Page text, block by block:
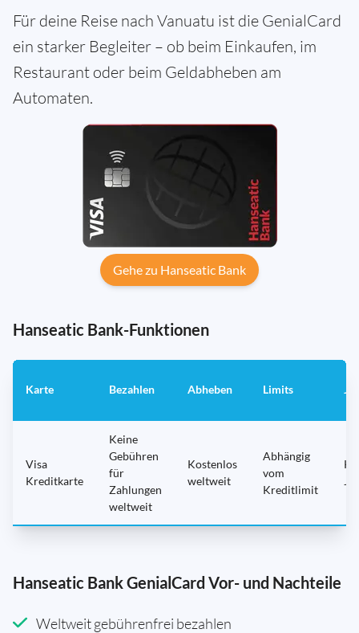
Für deine Reise nach Vanuatu ist die GenialCard
ein starker Begleiter – ob beim Einkaufen, im
Restaurant oder beim Geldabheben am
Automaten.
Gehe zu Hanseatic Bank
Hanseatic Bank-Funktionen
Karte Bezahlen Abheben Limits
Visa
Kreditkarte
Keine
Gebühren
für
Zahlungen
weltweit
Kostenlos
weltweit
Abhängig
vom
Kreditlimit
Hanseatic Bank GenialCard Vor- und Nachteile
Weltweit gebührenfrei bezahlen